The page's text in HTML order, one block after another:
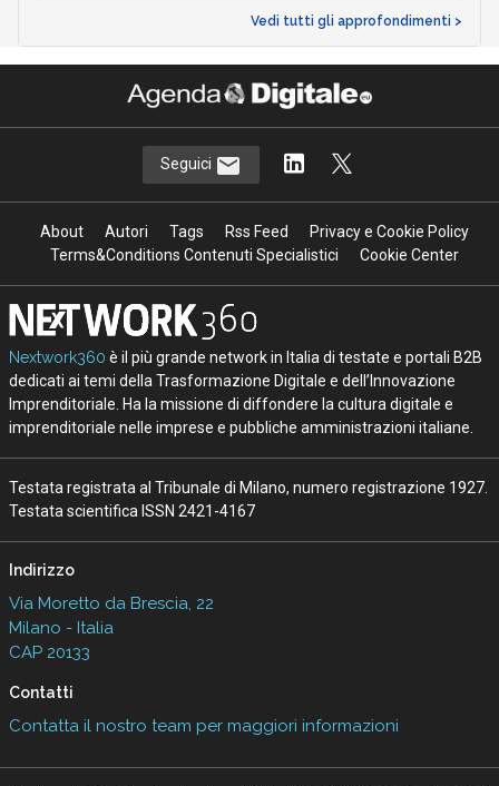
Vedi tutti gli approfondimenti >
Seguici
About Autori Tags Rss Feed
Privacy e Cookie Policy
Terms&Conditions Contenuti Specialistici
Cookie Center
Nextwork360 è il più grande network in Italia di testate e portali B2B
dedicati ai temi della Trasformazione Digitale e dell’Innovazione
Imprenditoriale. Ha la missione di diffondere la cultura digitale e
imprenditoriale nelle imprese e pubbliche amministrazioni italiane.
Testata registrata al Tribunale di Milano, numero registrazione 1927.
Testata scientifica ISSN 2421-4167
Indirizzo
Via Moretto da Brescia, 22
Milano - Italia
CAP 20133
Contatti
Contatta il nostro team per maggiori informazioni